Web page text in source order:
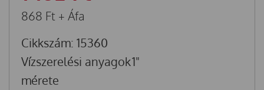
868 Ft + Áfa
Cikkszám: 15360
Vízszerelési anyagok
mérete
1"